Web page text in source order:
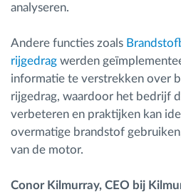
analyseren.
Andere functies zoals
rijgedrag werden
informatie te verstrekken over
rijgedrag, waardoor het bedrijf
verbeteren en praktijken kan
overmatige brandstof
van de motor.
Conor Kilmurray, CEO bij